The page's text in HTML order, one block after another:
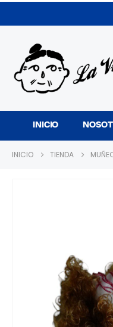
INICIO
INICIO TIENDA